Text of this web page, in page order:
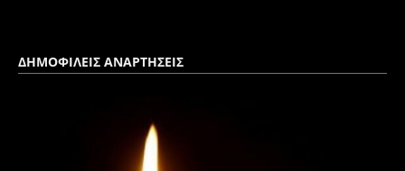
ΔΗΜΟΦΙΛΕΙΣ ΑΝΑΡΤΗΣΕΙΣ